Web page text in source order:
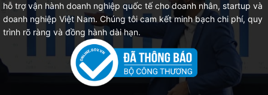
hỗ trợ vận hành doanh nghiệp quốc tế cho doanh nhân, startup và
doanh nghiệp Việt Nam. Chúng tôi cam kết minh bạch chi phí, quy
trình rõ ràng và đồng hành dài hạn.